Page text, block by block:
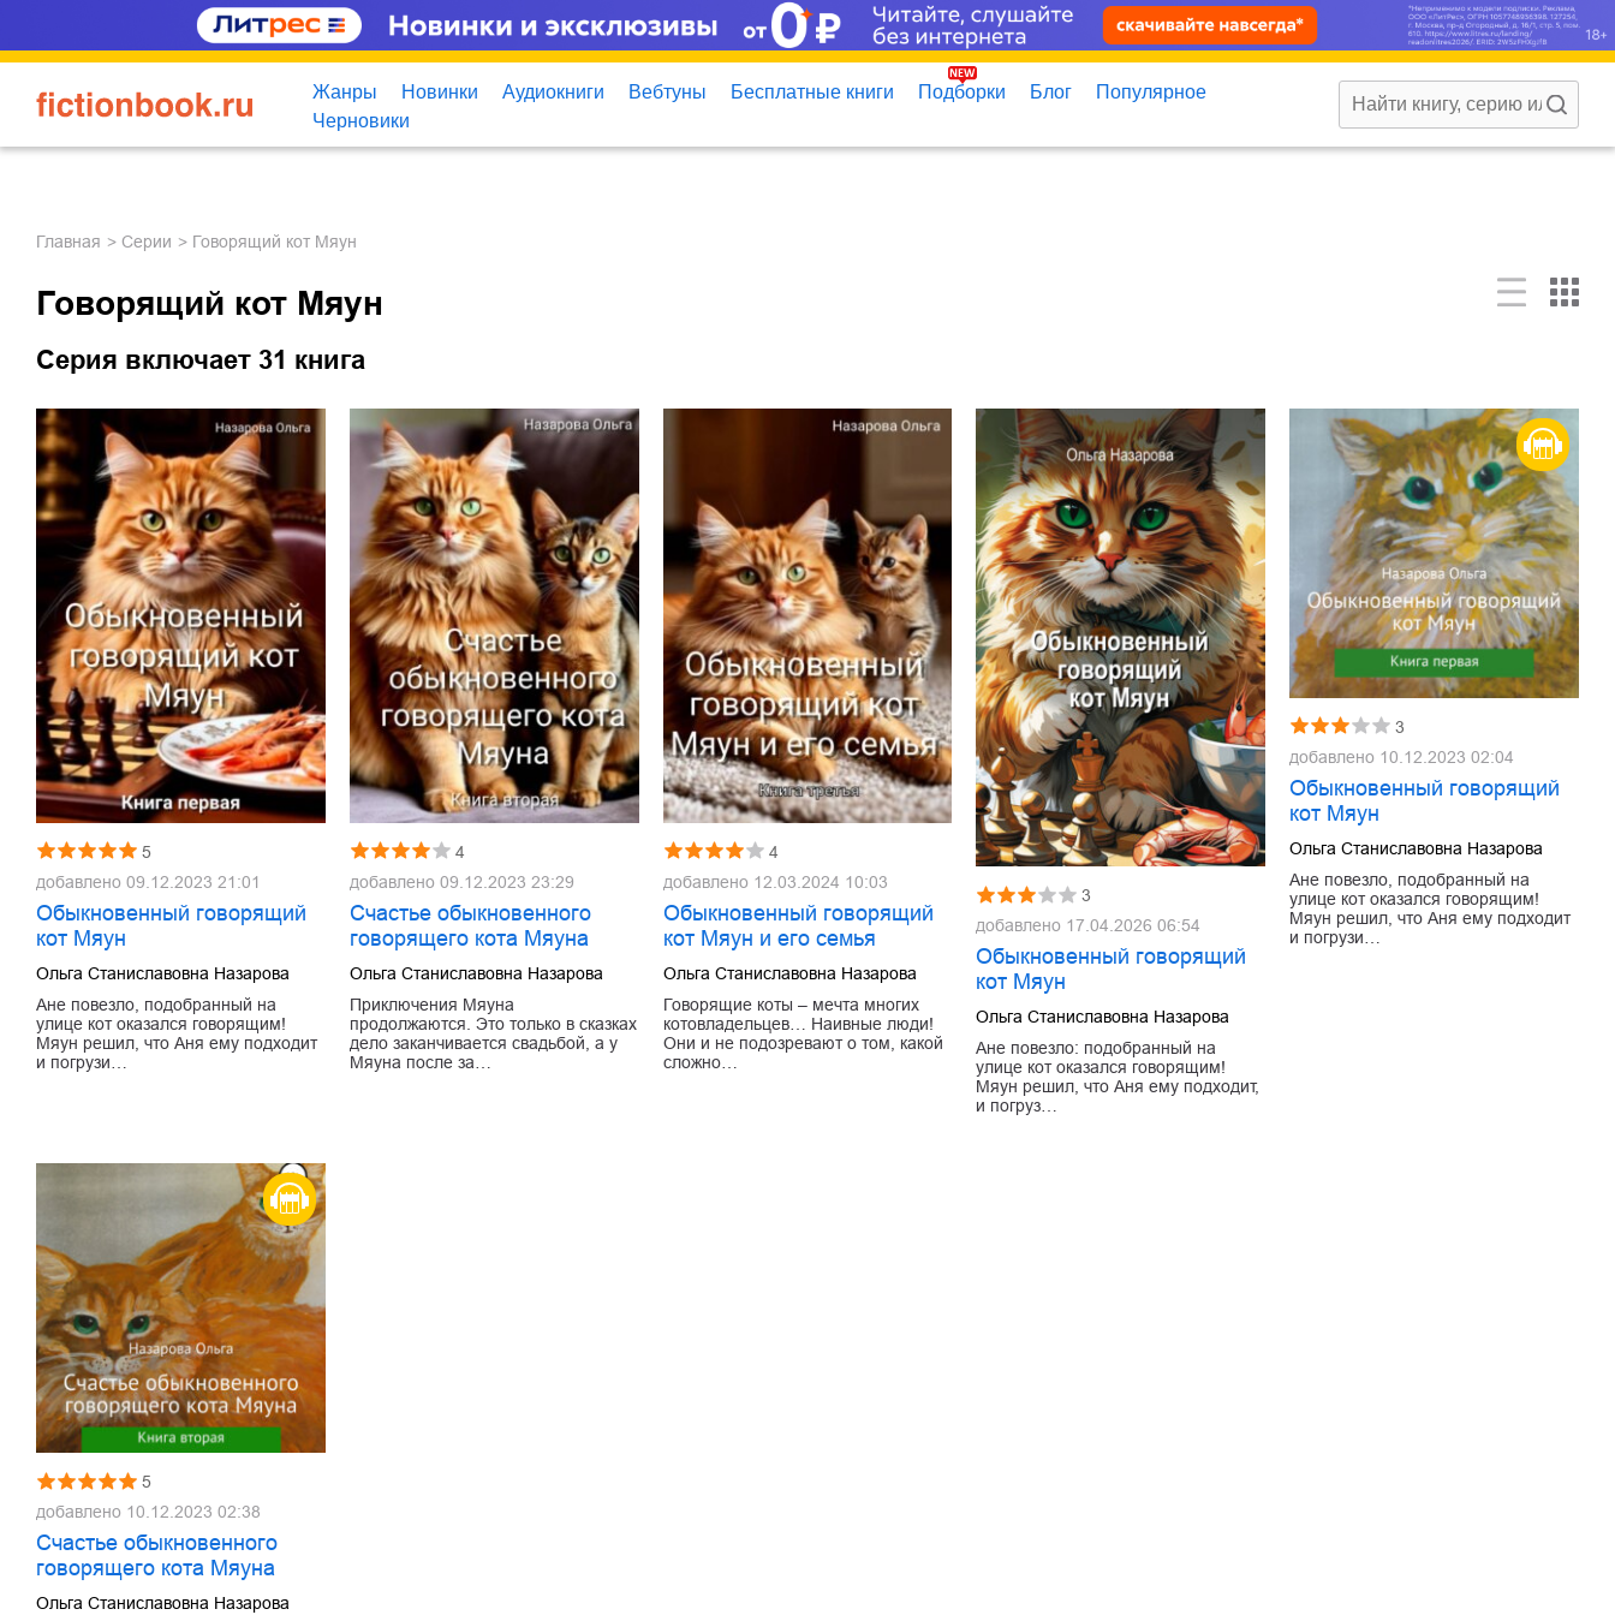
Жанры Новинки Аудиокниги Вебтуны Бесплатные книги Подборки Блог
Популярное
Черновики
Главная Серии Говорящий кот Мяун
Говорящий кот Мяун
Серия включает 31 книга
5
добавлено 09.12.2023 21:01
Обыкновенный говорящий
кот Мяун
Ольга Станиславовна Назарова
Ане повезло, подобранный на
улице кот оказался говорящим!
Мяун решил, что Аня ему подходит
и погрузи…
4
добавлено 09.12.2023 23:29
Счастье обыкновенного
говорящего кота Мяуна
Ольга Станиславовна Назарова
Приключения Мяуна
продолжаются. Это только в сказках
дело заканчивается свадьбой, а у
Мяуна после за…
4
добавлено 12.03.2024 10:03
Обыкновенный говорящий
кот Мяун и его семья
Ольга Станиславовна Назарова
Говорящие коты – мечта многих
котовладельцев… Наивные люди!
Они и не подозревают о том, какой
сложно…
3
добавлено 17.04.2026 06:54
Обыкновенный говорящий
кот Мяун
Ольга Станиславовна Назарова
Ане повезло: подобранный на
улице кот оказался говорящим!
Мяун решил, что Аня ему подходит,
и погруз…
3
добавлено 10.12.2023 02:04
Обыкновенный говорящий
кот Мяун
Ольга Станиславовна Назарова
Ане повезло, подобранный на
улице кот оказался говорящим!
Мяун решил, что Аня ему подходит
и погрузи…
5
добавлено 10.12.2023 02:38
Счастье обыкновенного
говорящего кота Мяуна
Ольга Станиславовна Назарова